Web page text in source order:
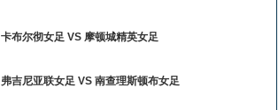
卡布尔彻女足 VS 摩顿城精英女足
弗吉尼亚联女足 VS 南查理斯顿布女足